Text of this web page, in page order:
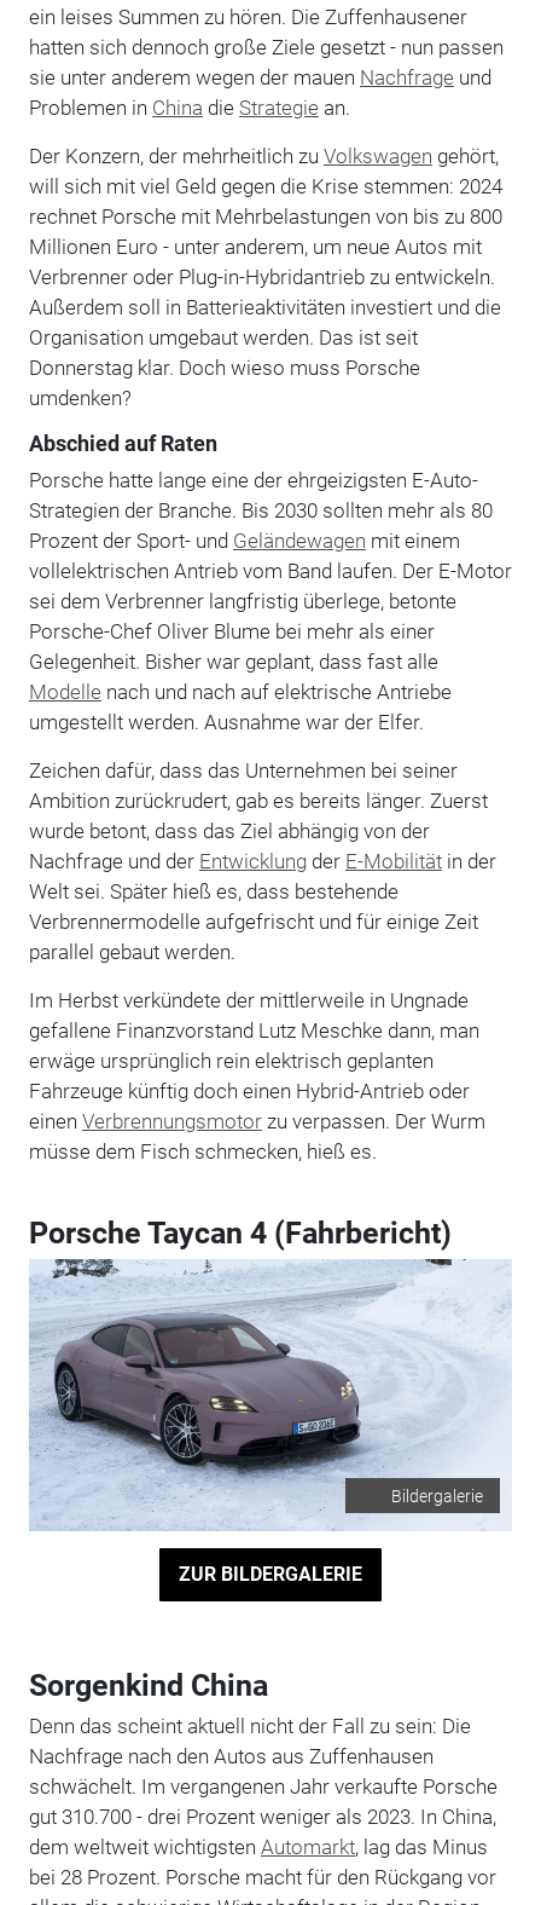
ein leises Summen zu hören. Die Zuffenhausener
hatten sich dennoch große Ziele gesetzt - nun passen
sie unter anderem wegen der mauen Nachfrage und
Problemen in China die Strategie an.
Der Konzern, der mehrheitlich zu Volkswagen gehört,
will sich mit viel Geld gegen die Krise stemmen: 2024
rechnet Porsche mit Mehrbelastungen von bis zu 800
Millionen Euro - unter anderem, um neue Autos mit
Verbrenner oder Plug-in-Hybridantrieb zu entwickeln.
Außerdem soll in Batterieaktivitäten investiert und die
Organisation umgebaut werden. Das ist seit
Donnerstag klar. Doch wieso muss Porsche
umdenken?
Abschied auf Raten
Porsche hatte lange eine der ehrgeizigsten E-Auto-
Strategien der Branche. Bis 2030 sollten mehr als 80
Prozent der Sport- und Geländewagen mit einem
vollelektrischen Antrieb vom Band laufen. Der E-Motor
sei dem Verbrenner langfristig überlege, betonte
Porsche-Chef Oliver Blume bei mehr als einer
Gelegenheit. Bisher war geplant, dass fast alle
Modelle nach und nach auf elektrische Antriebe
umgestellt werden. Ausnahme war der Elfer.
Zeichen dafür, dass das Unternehmen bei seiner
Ambition zurückrudert, gab es bereits länger. Zuerst
wurde betont, dass das Ziel abhängig von der
Nachfrage und der Entwicklungder E-Mobilitätin der
Welt sei. Später hieß es, dass bestehende
Verbrennermodelle aufgefrischt und für einige Zeit
parallel gebaut werden.
Im Herbst verkündete der mittlerweile in Ungnade
gefallene Finanzvorstand Lutz Meschke dann, man
erwäge ursprünglich rein elektrisch geplanten
Fahrzeuge künftig doch einen Hybrid-Antrieb oder
einen Verbrennungsmotorzu verpassen. Der Wurm
müsse dem Fisch schmecken, hieß es.
Porsche Taycan 4 (Fahrbericht)
Bildergalerie
ZUR BILDERGALERIE
Sorgenkind China
Denn das scheint aktuell nicht der Fall zu sein: Die
Nachfrage nach den Autos aus Zuffenhausen
schwächelt. Im vergangenen Jahr verkaufte Porsche
gut 310.700 - drei Prozent weniger als 2023. In China,
dem weltweit wichtigsten Automarkt, lag das Minus
bei 28 Prozent. Porsche macht für den Rückgang vor